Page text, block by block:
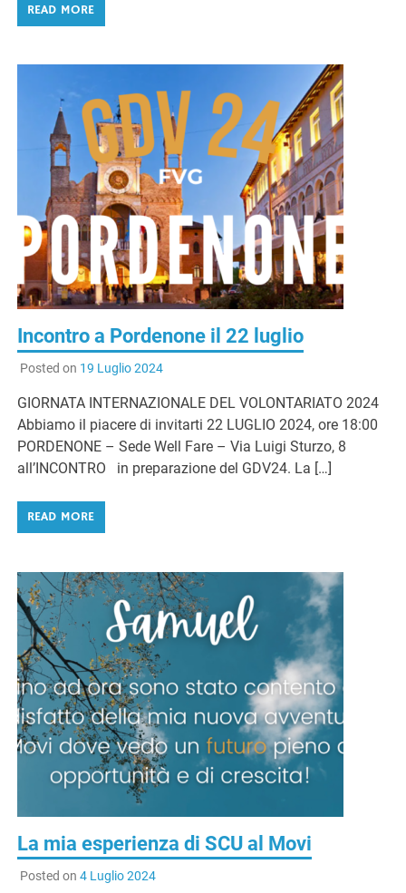
READ MORE
Incontro a Pordenone il 22 luglio
Posted on 19 Luglio 2024
GIORNATA INTERNAZIONALE DEL VOLONTARIATO 2024
Abbiamo il piacere di invitarti 22 LUGLIO 2024, ore 18:00
PORDENONE – Sede Well Fare – Via Luigi Sturzo, 8
all’INCONTRO in preparazione del GDV24. La […]
READ MORE
La mia esperienza di SCU al Movi
Posted on 4 Luglio 2024